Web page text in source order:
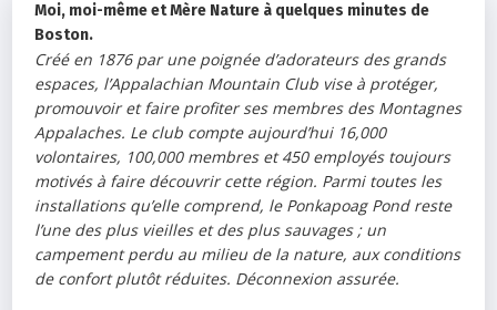
Moi, moi-même et Mère Nature à quelques minutes de
Boston.
Créé en 1876 par une poignée d’adorateurs des grands
espaces, l’Appalachian Mountain Club vise à protéger,
promouvoir et faire profiter ses membres des Montagnes
Appalaches. Le club compte aujourd’hui 16,000
volontaires, 100,000 membres et 450 employés toujours
motivés à faire découvrir cette région. Parmi toutes les
installations qu’elle comprend, le Ponkapoag Pond reste
l’une des plus vieilles et des plus sauvages ; un
campement perdu au milieu de la nature, aux conditions
de confort plutôt réduites. Déconnexion assurée.